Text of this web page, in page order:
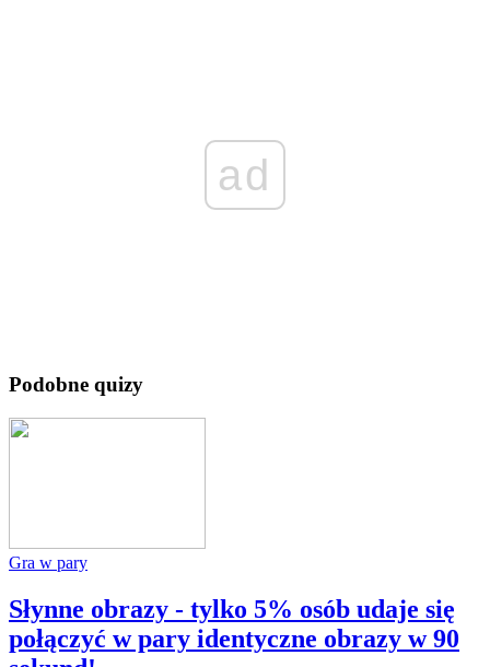
ad
Podobne quizy
Gra w pary
Słynne obrazy - tylko 5% osób udaje się
połączyć w pary identyczne obrazy w 90